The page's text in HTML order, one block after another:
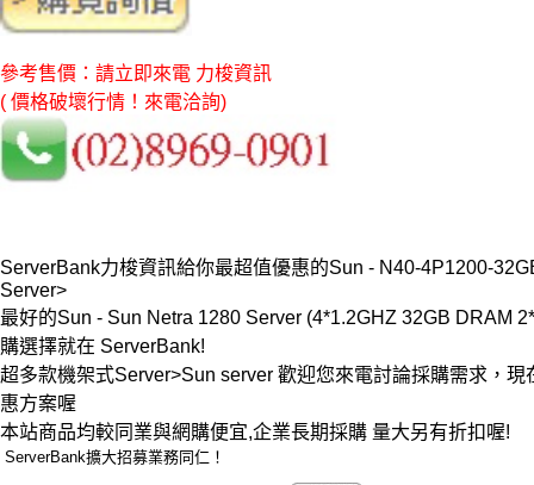
參考售價：請立即來電 力梭資訊
( 價格破壞行情！來電洽詢)
ServerBank力梭資訊給你最超值優惠的Sun - N40-4P1200-
Server>
最好的Sun - Sun Netra 1280 Server (4*1.2GHZ 32GB DRAM
購選擇就在 ServerBank!
超多款機架式Server>Sun server 歡迎您來電討論採購需求，現
惠方案喔
本站商品均較同業與網購便宜,企業長期採購 量大另有折扣喔!
ServerBank擴大招募業務同仁！